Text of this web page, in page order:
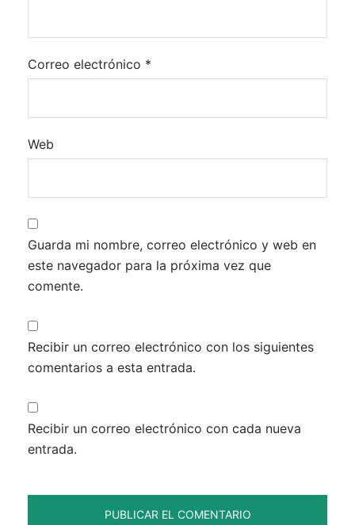
Correo electrónico *
Web
Guarda mi nombre, correo electrónico y web en
este navegador para la próxima vez que
comente.
Recibir un correo electrónico con los siguientes
comentarios a esta entrada.
Recibir un correo electrónico con cada nueva
entrada.